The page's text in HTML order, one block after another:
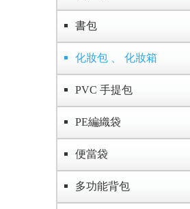
書包
化妝包 、 化妝箱
PVC 手提包
PE編織袋
便當袋
多功能背包